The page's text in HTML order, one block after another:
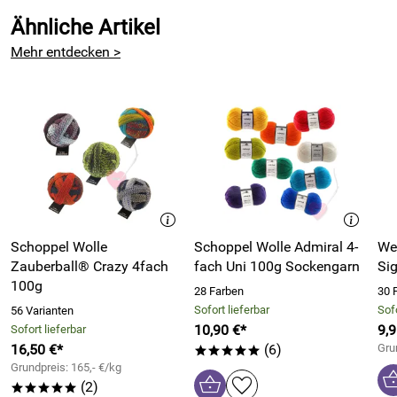
Durch die Länge der Fasern sind Garne die aus Bluefaced
Leicester Wolle gesponnen haltbarer als z.B. Merino Garne
und dabei angenehm zu tragen.
100g Knäuel
Lauflänge:400m = 100g
Nadelstärke: 3,25mm
laut Hersteller (ich empfehle 2,5-
3mm)
Maschenprobe: 10cm x 10cm= 30M x 42R
(mit NS
2,5mm)
Pflegeempfehlungen:Maschinenwäsche 30°C
(Schonwäsche)
Materialverbrauch (lt. Hersteller): 1 Paar Sockengröße 44
ca. 100g
Materialherkunft lt. Hersteller: United Kingdom
Bitte beachten Sie auch unsere weiteren Sockengarne und
Ähnliche Artikel
Mehr entdecken >
Schoppel Wolle
Zauberball® Crazy 4fach
100g
56 Varianten
Sofort lieferbar
16,50 €*
Grundpreis: 165,- €/kg
***** (2)
Schoppel Wolle Admiral 4-
fach Uni 100g Sockengarn
28 Farben
Sofort lieferbar
10,90 €*
***** (6)
30